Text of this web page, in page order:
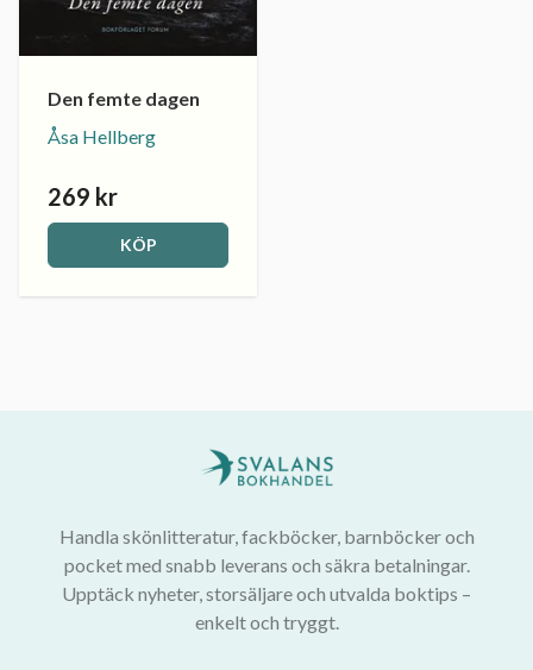
Den femte dagen
Åsa Hellberg
269 kr
KÖP
Handla skönlitteratur, fackböcker, barnböcker och
pocket med snabb leverans och säkra betalningar.
Upptäck nyheter, storsäljare och utvalda boktips –
enkelt och tryggt.